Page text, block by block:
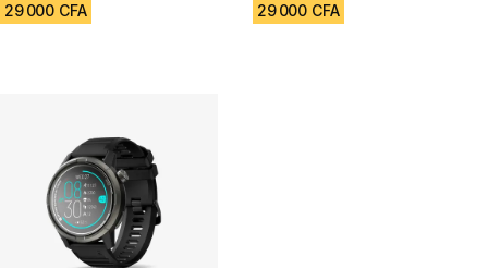
29 000 CFA 29 000 CFA